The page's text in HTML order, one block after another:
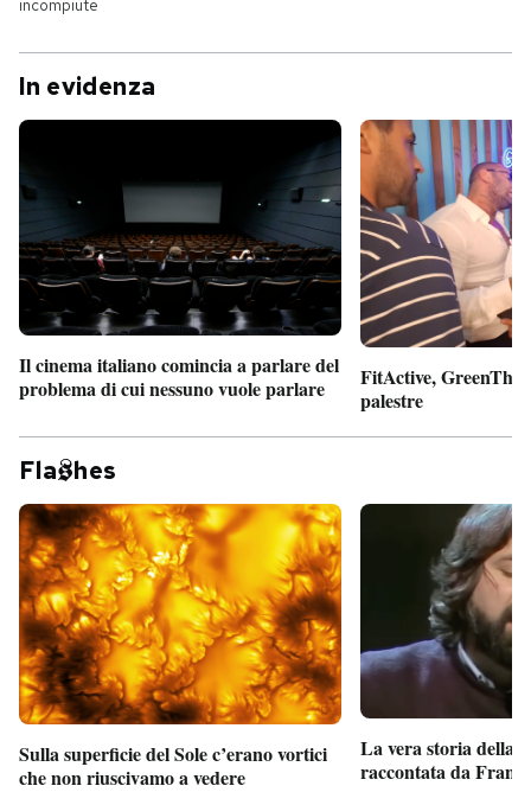
incompiute
In evidenza
Il cinema italiano comincia a parlare del
problema di cui nessuno vuole parlare
FitActive,
palestre
Fla hes
Sulla superficie del Sole c’erano vortici
che non riuscivamo a vedere
La vera storia della
raccontata da